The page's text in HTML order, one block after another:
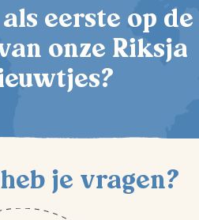
eerste op de
onze Riksja
je vragen?